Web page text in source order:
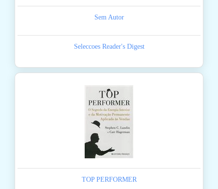
Sem Autor
Seleccoes Reader's Digest
TOP PERFORMER